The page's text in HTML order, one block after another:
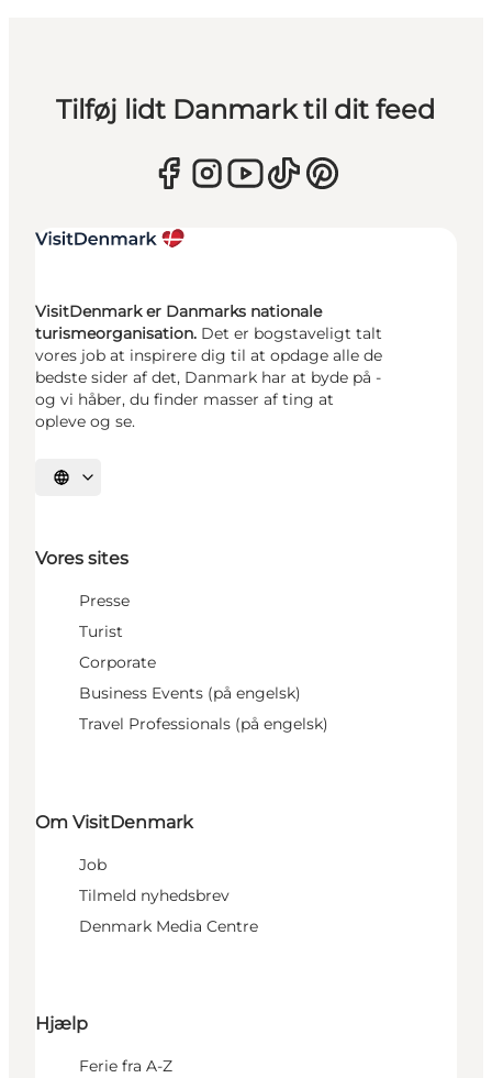
Tilføj lidt Danmark til dit feed
VisitDenmark er Danmarks nationale
turismeorganisation. Det er bogstaveligt talt
vores job at inspirere dig til at opdage alle de
bedste sider af det, Danmark har at byde på -
og vi håber, du finder masser af ting at
opleve og se.
Vælg sprog
Vores sites
Presse
Turist
Corporate
Business Events (på engelsk)
Travel Professionals (på engelsk)
Om VisitDenmark
Job
Tilmeld nyhedsbrev
Denmark Media Centre
Hjælp
Ferie fra A-Z